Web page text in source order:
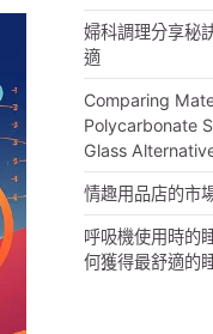
婦科調理分享秘
適
Comparing
Polycarbonate
Glass
情趣用品店的市
呼吸機使用時的
何獲得最舒適的